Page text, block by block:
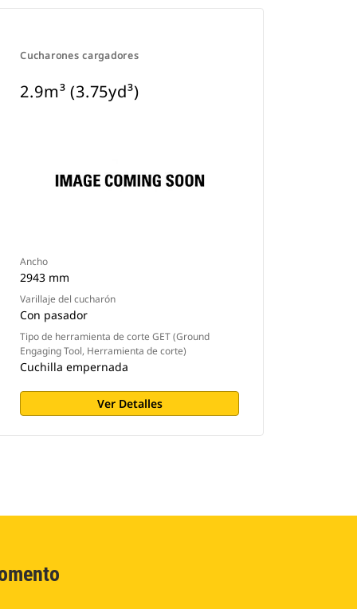
Cucharones cargadores
2.9m³ (3.75yd³)
Ancho
2943 mm
Varillaje del cucharón
Con pasador
Tipo de herramienta de corte GET (Ground
Engaging Tool, Herramienta de corte)
Cuchilla empernada
Ver Detalles